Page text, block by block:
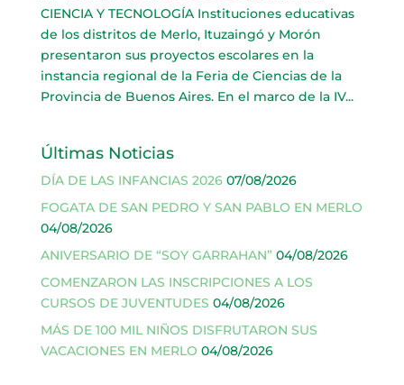
CIENCIA Y TECNOLOGÍA Instituciones educativas
de los distritos de Merlo, Ituzaingó y Morón
presentaron sus proyectos escolares en la
instancia regional de la Feria de Ciencias de la
Provincia de Buenos Aires. En el marco de la IV...
Últimas Noticias
DÍA DE LAS INFANCIAS 2026 07/08/2026
FOGATA DE SAN PEDRO Y SAN PABLO EN MERLO
04/08/2026
ANIVERSARIO DE “SOY GARRAHAN” 04/08/2026
COMENZARON LAS INSCRIPCIONES A LOS
CURSOS DE JUVENTUDES 04/08/2026
MÁS DE 100 MIL NIÑOS DISFRUTARON SUS
VACACIONES EN MERLO 04/08/2026